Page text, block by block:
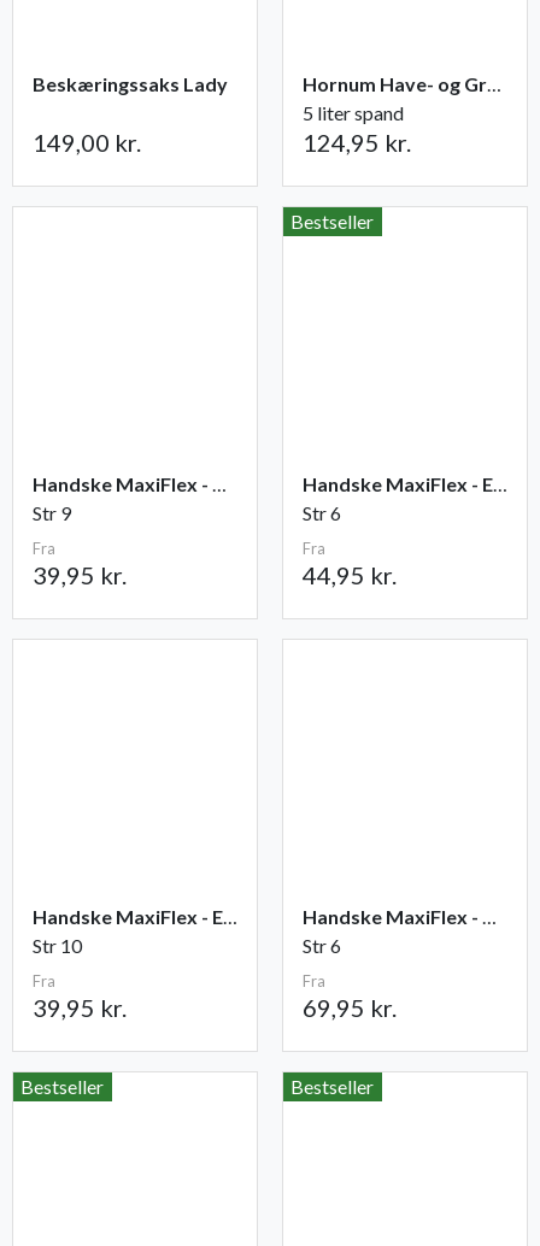
Beskæringssaks Lady
149,00 kr.
5 liter spand
124,95 kr.
Str 9
Fra
39,95 kr.
Bestseller
Str 6
Fra
44,95 kr.
Str 10
Fra
39,95 kr.
Str 6
Fra
69,95 kr.
Bestseller Bestseller